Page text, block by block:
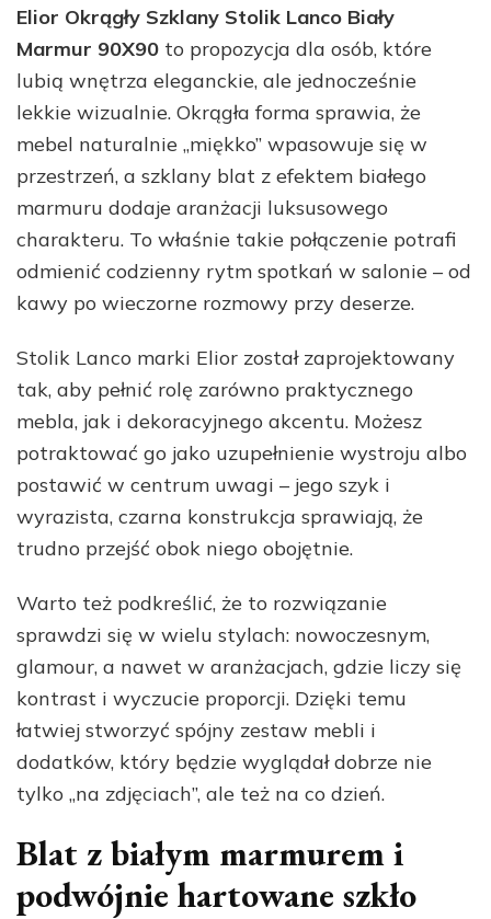
Elior Okrągły Szklany Stolik Lanco Biały
Marmur 90X90 to propozycja dla osób, które
lubią wnętrza eleganckie, ale jednocześnie
lekkie wizualnie. Okrągła forma sprawia, że
mebel naturalnie „miękko” wpasowuje się w
przestrzeń, a szklany blat z efektem białego
marmuru dodaje aranżacji luksusowego
charakteru. To właśnie takie połączenie potrafi
odmienić codzienny rytm spotkań w salonie – od
kawy po wieczorne rozmowy przy deserze.
Stolik Lanco marki Elior został zaprojektowany
tak, aby pełnić rolę zarówno praktycznego
mebla, jak i dekoracyjnego akcentu. Możesz
potraktować go jako uzupełnienie wystroju albo
postawić w centrum uwagi – jego szyk i
wyrazista, czarna konstrukcja sprawiają, że
trudno przejść obok niego obojętnie.
Warto też podkreślić, że to rozwiązanie
sprawdzi się w wielu stylach: nowoczesnym,
glamour, a nawet w aranżacjach, gdzie liczy się
kontrast i wyczucie proporcji. Dzięki temu
łatwiej stworzyć spójny zestaw mebli i
dodatków, który będzie wyglądał dobrze nie
tylko „na zdjęciach”, ale też na co dzień.
Blat z białym marmurem i
podwójnie hartowane szkło